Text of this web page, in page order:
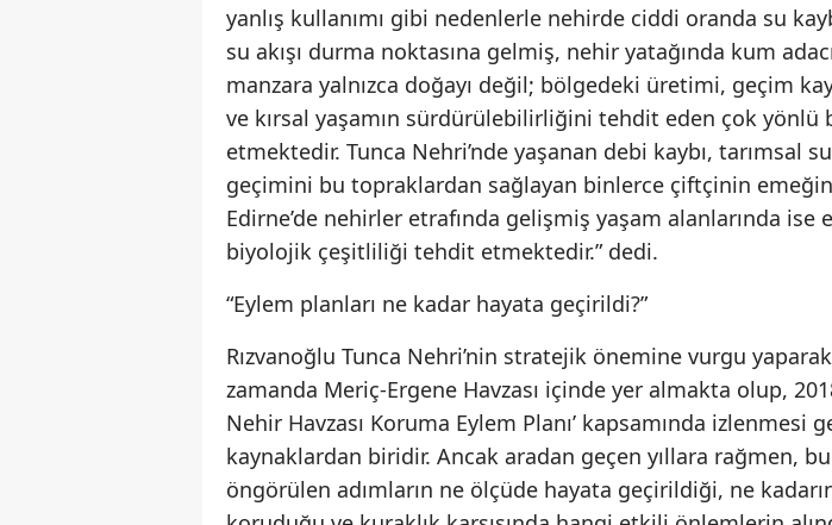
yanlış kullanımı gibi nedenlerle nehirde ciddi oranda su
su akışı durma noktasına gelmiş, nehir yatağında kum
manzara yalnızca doğayı değil; bölgedeki üretimi, geçim
ve kırsal yaşamın sürdürülebilirliğini tehdit eden çok yönlü
etmektedir. Tunca Nehri’nde yaşanan debi kaybı, tarımsal
geçimini bu topraklardan sağlayan binlerce çiftçinin
Edirne’de nehirler etrafında gelişmiş yaşam alanlarında ise
biyolojik çeşitliliği tehdit etmektedir.” dedi.
“Eylem planları ne kadar hayata geçirildi?”
Rızvanoğlu Tunca Nehri’nin stratejik önemine vurgu yaparak
zamanda Meriç-Ergene Havzası içinde yer almakta olup,
Nehir Havzası Koruma Eylem Planı’ kapsamında izlenmesi
kaynaklardan biridir. Ancak aradan geçen yıllara rağmen,
öngörülen adımların ne ölçüde hayata geçirildiği, ne